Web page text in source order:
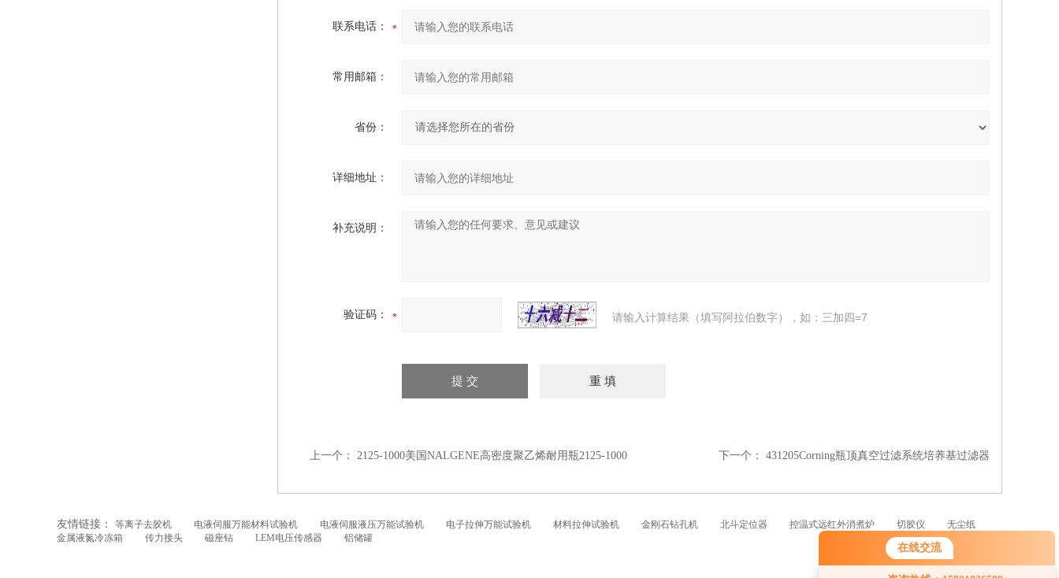
在线交流
您好！欢迎前来咨询，很高兴为您
联系电话：
常用邮箱：
省份：
详细地址：
补充说明：
验证码： 请输入计算结果（填写阿拉伯数字），如：三加四=7
上一个： 2125-1000美国NALGENE高密度聚乙烯耐用瓶2125-1000 下一个： 431205Corning瓶顶真空过滤系统培养基过滤器
友情链接： 等离子去胶机 电液伺服万能材料试验机 电液伺服液压万能试验机 电子拉伸万能试验机 材料拉伸试验机 金刚石钻孔机 北斗定位器 控温式远红外消煮炉 切胶仪
无尘纸
金属液氮冷冻箱
传力接头 磁座钻 LEM电压传感器 铝储罐